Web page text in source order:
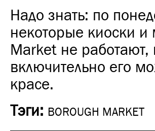
Надо знать: по
некоторые киоски
Market не работают,
включительно его
красе.
Тэги: BOROUGH MARKET